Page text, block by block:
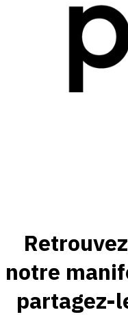
notre
partagez-